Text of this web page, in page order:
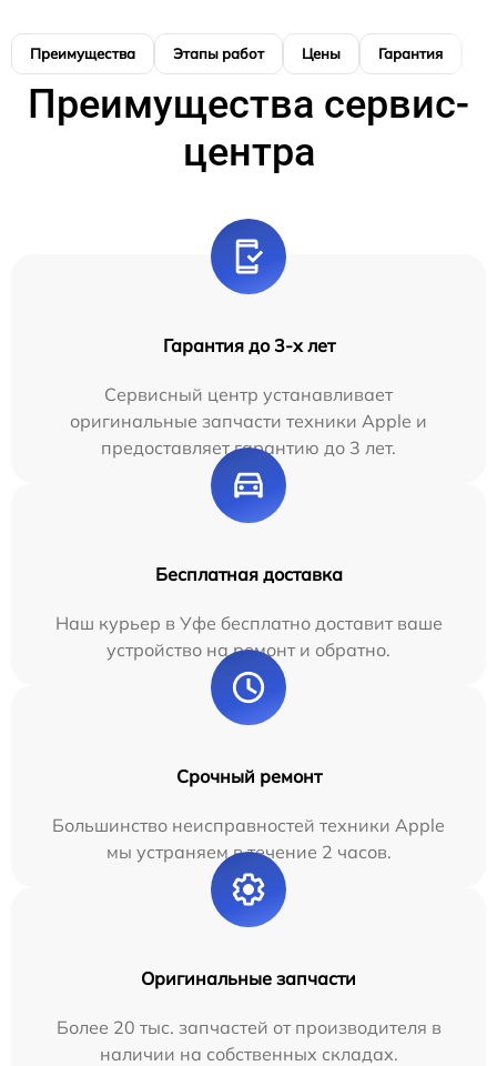
Преимущества Этапы работ Цены Гарантия
Преимущества сервис-
центра
Гарантия до 3-х лет
Сервисный центр устанавливает
оригинальные запчасти техники Apple и
предоставляет гарантию до 3 лет.
Бесплатная доставка
Наш курьер в Уфе бесплатно доставит ваше
устройство на ремонт и обратно.
Срочный ремонт
Большинство неисправностей техники Apple
мы устраняем в течение 2 часов.
Оригинальные запчасти
Более 20 тыс. запчастей от производителя в
наличии на собственных складах.